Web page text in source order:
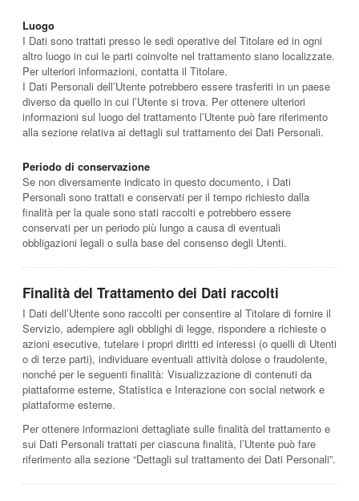
Luogo
I Dati sono trattati presso le sedi operative del Titolare ed in ogni
altro luogo in cui le parti coinvolte nel trattamento siano localizzate.
Per ulteriori informazioni, contatta il Titolare.
I Dati Personali dell’Utente potrebbero essere trasferiti in un paese
diverso da quello in cui l’Utente si trova. Per ottenere ulteriori
informazioni sul luogo del trattamento l’Utente può fare riferimento
alla sezione relativa ai dettagli sul trattamento dei Dati Personali.
Periodo di conservazione
Se non diversamente indicato in questo documento, i Dati
Personali sono trattati e conservati per il tempo richiesto dalla
finalità per la quale sono stati raccolti e potrebbero essere
conservati per un periodo più lungo a causa di eventuali
obbligazioni legali o sulla base del consenso degli Utenti.
Finalità del Trattamento dei Dati raccolti
I Dati dell’Utente sono raccolti per consentire al Titolare di fornire il
Servizio, adempiere agli obblighi di legge, rispondere a richieste o
azioni esecutive, tutelare i propri diritti ed interessi (o quelli di Utenti
o di terze parti), individuare eventuali attività dolose o fraudolente,
nonché per le seguenti finalità: Visualizzazione di contenuti da
piattaforme esterne, Statistica e Interazione con social network e
piattaforme esterne.
Per ottenere informazioni dettagliate sulle finalità del trattamento e
sui Dati Personali trattati per ciascuna finalità, l’Utente può fare
riferimento alla sezione “Dettagli sul trattamento dei Dati Personali”.